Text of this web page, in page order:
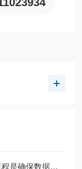
掌握水中二氧化碳测定仪规范使用流程是确保数据准确可靠的前提